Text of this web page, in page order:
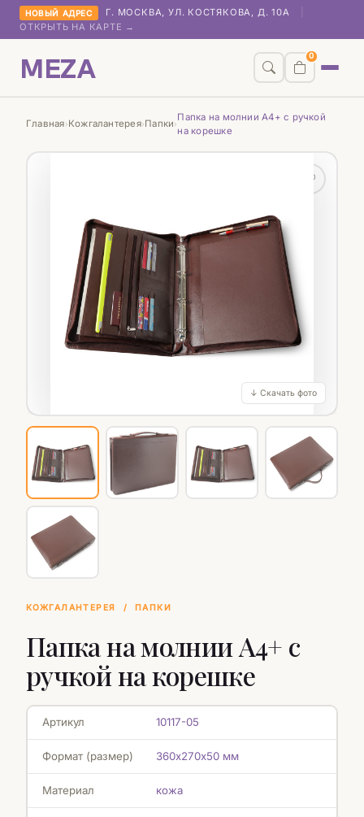
НОВЫЙ АДРЕС Г. МОСКВА, УЛ. КОСТЯКОВА, Д. 10А
ОТКРЫТЬ НА КАРТЕ →
MEZA 0
Главная›Кожгалантерея›Папки›
Папка на молнии А4+ с ручкой
на корешке
♡
↓ Скачать фото
КОЖГАЛАНТЕРЕЯ / ПАПКИ
Папка на молнии А4+ с
ручкой на корешке
Артикул 10117-05
Формат (размер) 360х270х50 мм
Материал кожа